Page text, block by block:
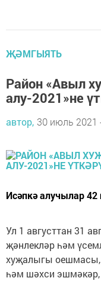
ҖӘМГЫЯТЬ
Район «Авыл
алу-2021»не
автор, 30 июль 2021
Исәпкә алучылар
Ул 1 августтан 31
җәнлекләр һәм
хуҗалыгы оешмасы,
һәм шәхси